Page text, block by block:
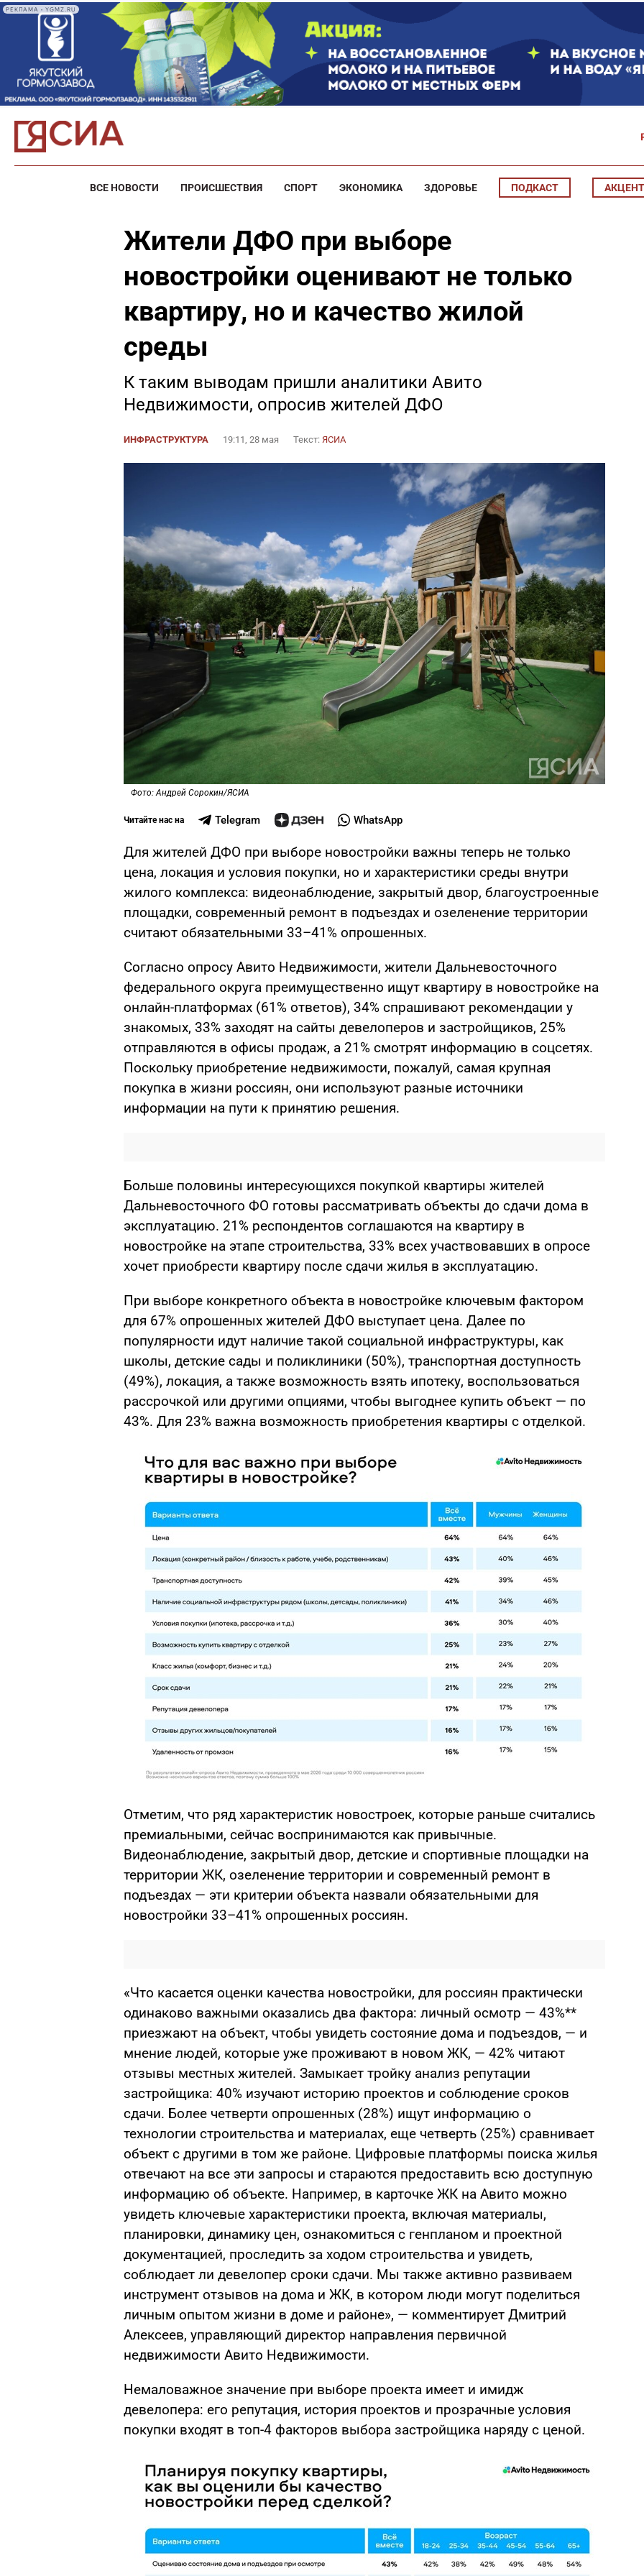
РЕКЛАМА • YGMZ.RU
ВСЕ НОВОСТИ ПРОИСШЕСТВИЯ СПОРТ ЭКОНОМИКА ЗДОРОВЬЕ ПОДКАСТ АКЦЕНТ
Жители ДФО при выборе
новостройки оценивают не только
квартиру, но и качество жилой
среды
К таким выводам пришли аналитики Авито
Недвижимости, опросив жителей ДФО
ИНФРАСТРУКТУРА 19:11, 28 мая Текст: ЯСИА
Фото: Андрей Сорокин/ЯСИА
Читайте нас на Telegram WhatsApp
Для жителей ДФО при выборе новостройки важны теперь не только
цена, локация и условия покупки, но и характеристики среды внутри
жилого комплекса: видеонаблюдение, закрытый двор, благоустроенные
площадки, современный ремонт в подъездах и озеленение территории
считают обязательными 33–41% опрошенных.
Согласно опросу Авито Недвижимости, жители Дальневосточного
федерального округа преимущественно ищут квартиру в новостройке на
онлайн-платформах (61% ответов), 34% спрашивают рекомендации у
знакомых, 33% заходят на сайты девелоперов и застройщиков, 25%
отправляются в офисы продаж, а 21% смотрят информацию в соцсетях.
Поскольку приобретение недвижимости, пожалуй, самая крупная
покупка в жизни россиян, они используют разные источники
информации на пути к принятию решения.
Больше половины интересующихся покупкой квартиры жителей
Дальневосточного ФО готовы рассматривать объекты до сдачи дома в
эксплуатацию. 21% респондентов соглашаются на квартиру в
новостройке на этапе строительства, 33% всех участвовавших в опросе
хочет приобрести квартиру после сдачи жилья в эксплуатацию.
При выборе конкретного объекта в новостройке ключевым фактором
для 67% опрошенных жителей ДФО выступает цена. Далее по
популярности идут наличие такой социальной инфраструктуры, как
школы, детские сады и поликлиники (50%), транспортная доступность
(49%), локация, а также возможность взять ипотеку, воспользоваться
рассрочкой или другими опциями, чтобы выгоднее купить объект — по
43%. Для 23% важна возможность приобретения квартиры с отделкой.
Отметим, что ряд характеристик новостроек, которые раньше считались
премиальными, сейчас воспринимаются как привычные.
Видеонаблюдение, закрытый двор, детские и спортивные площадки на
территории ЖК, озеленение территории и современный ремонт в
подъездах — эти критерии объекта назвали обязательными для
новостройки 33–41% опрошенных россиян.
«Что касается оценки качества новостройки, для россиян практически
одинаково важными оказались два фактора: личный осмотр — 43%**
приезжают на объект, чтобы увидеть состояние дома и подъездов, — и
мнение людей, которые уже проживают в новом ЖК, — 42% читают
отзывы местных жителей. Замыкает тройку анализ репутации
застройщика: 40% изучают историю проектов и соблюдение сроков
сдачи. Более четверти опрошенных (28%) ищут информацию о
технологии строительства и материалах, еще четверть (25%) сравнивает
объект с другими в том же районе. Цифровые платформы поиска жилья
отвечают на все эти запросы и стараются предоставить всю доступную
информацию об объекте. Например, в карточке ЖК на Авито можно
увидеть ключевые характеристики проекта, включая материалы,
планировки, динамику цен, ознакомиться с генпланом и проектной
документацией, проследить за ходом строительства и увидеть,
соблюдает ли девелопер сроки сдачи. Мы также активно развиваем
инструмент отзывов на дома и ЖК, в котором люди могут поделиться
личным опытом жизни в доме и районе», — комментирует Дмитрий
Алексеев, управляющий директор направления первичной
недвижимости Авито Недвижимости.
Немаловажное значение при выборе проекта имеет и имидж
девелопера: его репутация, история проектов и прозрачные условия
покупки входят в топ-4 факторов выбора застройщика наряду с ценой.